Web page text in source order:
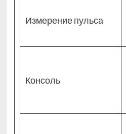
Измерение пульса
Консоль